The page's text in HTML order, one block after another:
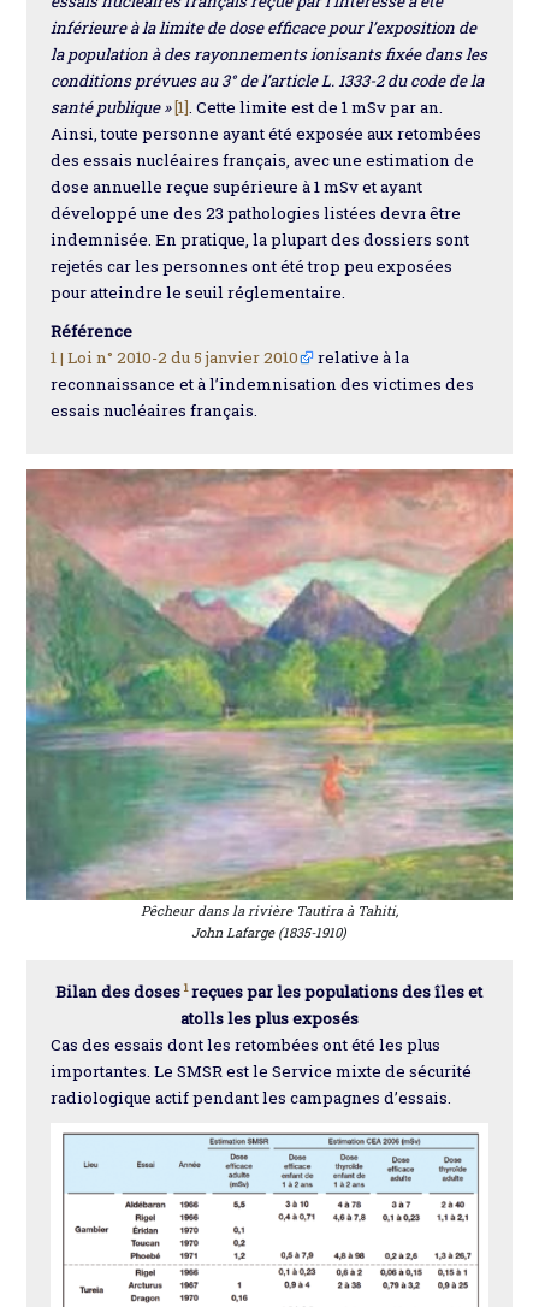
inférieure à la limite de dose efficace pour l’exposition de
la population à des rayonnements ionisants fixée dans les
conditions prévues au 3° de l’article L. 1333-2 du code de la
santé publique »[1]. Cette limite est de 1 mSv par an.
Ainsi, toute personne ayant été exposée aux retombées
des essais nucléaires français, avec une estimation de
dose annuelle reçue supérieure à 1 mSv et ayant
développé une des 23 pathologies listées devra être
indemnisée. En pratique, la plupart des dossiers sont
rejetés car les personnes ont été trop peu exposées
pour atteindre le seuil réglementaire.
Référence
1 | Loi n° 2010-2 du 5 janvier 2010
relative à la
reconnaissance et à l’indemnisation des victimes des
essais nucléaires français.
Pêcheur dans la rivière Tautira à Tahiti,
John Lafarge (1835-1910)
Bilan des doses 1reçues par les populations des îles et
atolls les plus exposés
Cas des essais dont les retombées ont été les plus
importantes. Le SMSR est le Service mixte de sécurité
radiologique actif pendant les campagnes d’essais.